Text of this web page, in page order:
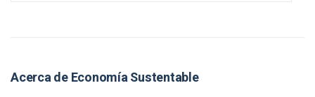
Acerca de Economía Sustentable